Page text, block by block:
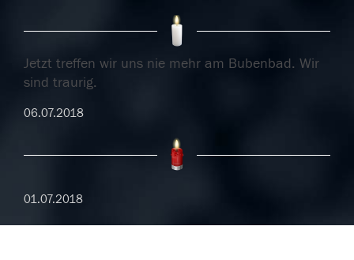
Jetzt treffen wir uns nie mehr am Bubenbad. Wir
sind traurig.
06.07.2018
01.07.2018